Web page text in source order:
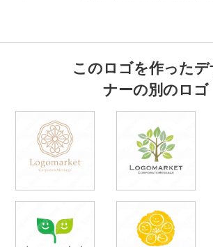
このロゴを作ったデ
ナーの別のロゴ